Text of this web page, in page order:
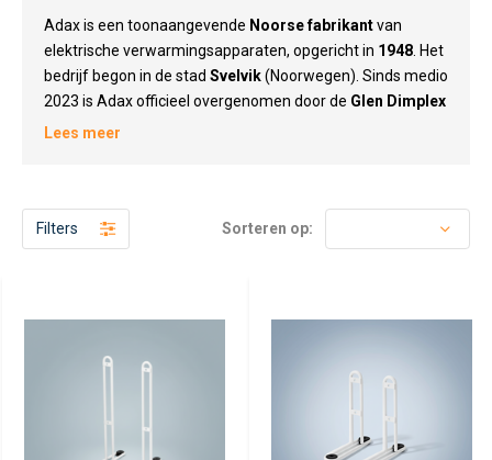
Adax is een toonaangevende Noorse fabrikantvan
elektrische verwarmingsapparaten, opgericht in 1948 . Het
bedrijf begon in de stad Svelvik(Noorwegen). Sinds medio
2023 is Adax officieel overgenomen door de Glen Dimplex
Group, een wereldwijde gigant op het gebied van
Waar staan de fabrieken en
Dankzij de integratie binnen de Glen Dimplex Group heeft
Europees productienetwerk:
Svelvik (Noorwegen):
De bakermat van het merk.
Hier bevindt zich nog altijd het Noorse verkoop- en
Lees meer
Filters Sorteren op: